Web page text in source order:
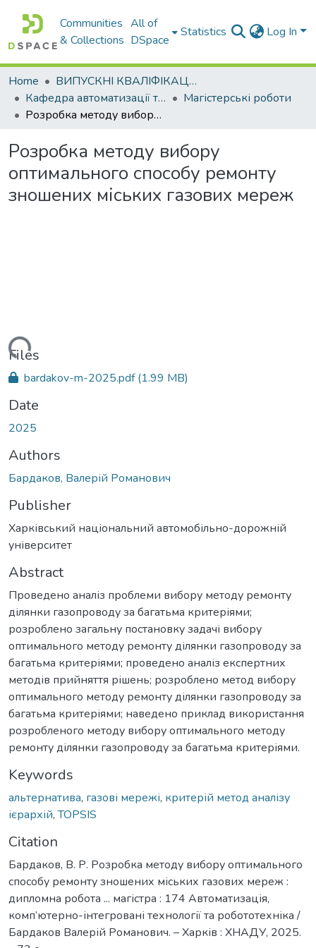
Communities
& Collections
All of
DSpace
Statistics Log In
Home
ВИПУСКНІ КВАЛІФІКАЦІЙНІ РОБОТИ
Кафедра автоматизації та комп’ютерно-інтегрованих технологій
Магістерські роботи
Розробка методу вибору оптимального способу ремонту зношених міських газових мереж
Розробка методу вибору
оптимального способу ремонту
зношених міських газових мереж
Loading...
Files
bardakov-m-2025.pdf(1.99 MB)
Date
2025
Authors
Бардаков, Валерій Романович
Publisher
Харківський національний автомобільно-дорожній
університет
Abstract
Проведено аналіз проблеми вибору методу ремонту
ділянки газопроводу за багатьма критеріями;
розроблено загальну постановку задачі вибору
оптимального методу ремонту ділянки газопроводу за
багатьма критеріями; проведено аналіз експертних
методів прийняття рішень; розроблено метод вибору
оптимального методу ремонту ділянки газопроводу за
багатьма критеріями; наведено приклад використання
розробленого методу вибору оптимального методу
ремонту ділянки газопроводу за багатьма критеріями.
Keywords
альтернатива, газові мережі, критерій метод аналізу
ієрархій,TOPSIS
Citation
Бардаков, В. Р. Розробка методу вибору оптимального
способу ремонту зношених міських газових мереж :
дипломна робота ... магістра : 174 Автоматизація,
комп’ютерно-інтегровані технології та робототехніка /
Бардаков Валерій Романович. – Харків : ХНАДУ, 2025.